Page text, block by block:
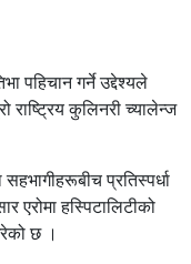
पहिचान गर्ने उद्देश्यले
कुलिनरी च्यालेन्ज
प्रतिस्पर्धा
एरोमा हस्पिटालिटीको
छ ।